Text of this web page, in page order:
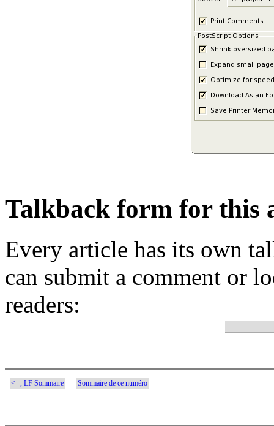
Talkback form for this
Every article has its own
can submit a comment or
readers:
<--, LF Sommaire Sommaire de ce numéro